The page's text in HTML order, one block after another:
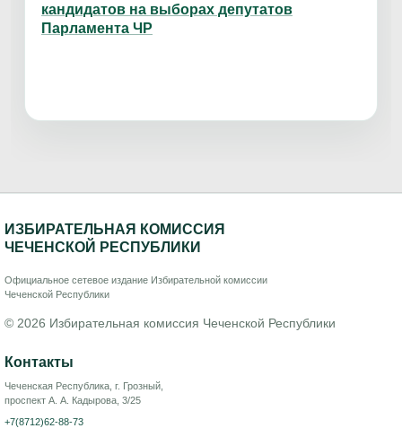
кандидатов на выборах депутатов
Парламента ЧР
ИЗБИРАТЕЛЬНАЯ КОМИССИЯ
ЧЕЧЕНСКОЙ РЕСПУБЛИКИ
Официальное сетевое издание Избирательной комиссии
Чеченской Республики
© 2026 Избирательная комиссия Чеченской Республики
Контакты
Чеченская Республика, г. Грозный,
проспект А. А. Кадырова, 3/25
+7(8712)62-88-73